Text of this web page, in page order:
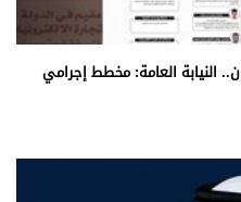
النيابة العامة: مخطط إجرامي